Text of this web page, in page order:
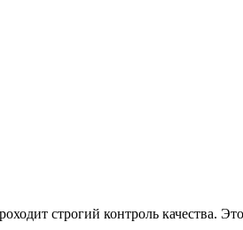
строгий контроль качества.